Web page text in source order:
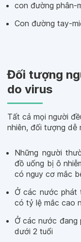
con đường phân-
Con đường tay-
Đối tượng
do virus
Tất cả mọi người
nhiên, đối tượng dễ
Những người
đồ uống bị ô
có nguy cơ mắc
Ở các nước phát
có tỷ lệ mắc cao
Ở các nước đang
dưới 2 tuổi